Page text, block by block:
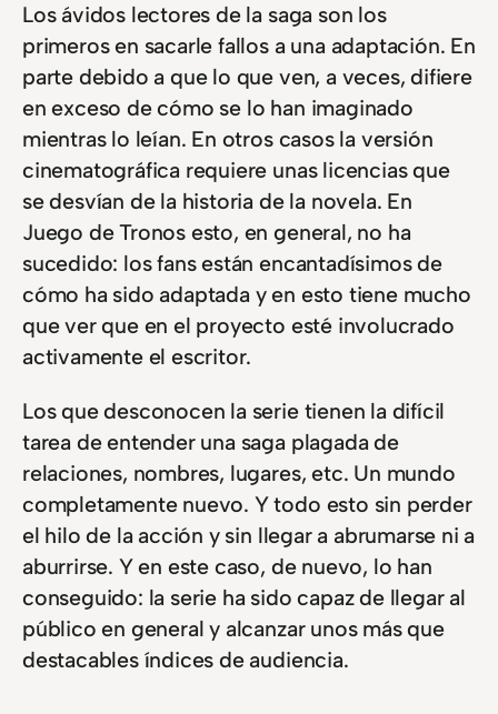
Los ávidos lectores de la saga son los
primeros en sacarle fallos a una adaptación. En
parte debido a que lo que ven, a veces, difiere
en exceso de cómo se lo han imaginado
mientras lo leían. En otros casos la versión
cinematográfica requiere unas licencias que
se desvían de la historia de la novela. En
Juego de Tronos esto, en general, no ha
sucedido: los fans están encantadísimos de
cómo ha sido adaptada y en esto tiene mucho
que ver que en el proyecto esté involucrado
activamente el escritor.
Los que desconocen la serie tienen la difícil
tarea de entender una saga plagada de
relaciones, nombres, lugares, etc. Un mundo
completamente nuevo. Y todo esto sin perder
el hilo de la acción y sin llegar a abrumarse ni a
aburrirse. Y en este caso, de nuevo, lo han
conseguido: la serie ha sido capaz de llegar al
público en general y alcanzar unos más que
destacables índices de audiencia.